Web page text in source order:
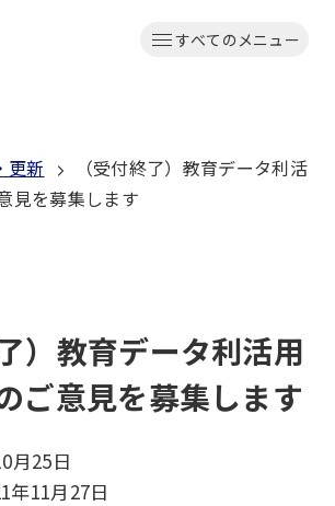
すべてのメニュー
更新
（受付終了）教育データ利活
見を募集します
）教育データ利活用
ご意見を募集します
月25日
年11月27日